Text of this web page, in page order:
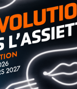
AVEC PIERRE-
MONTÉE EN LIGUE 2